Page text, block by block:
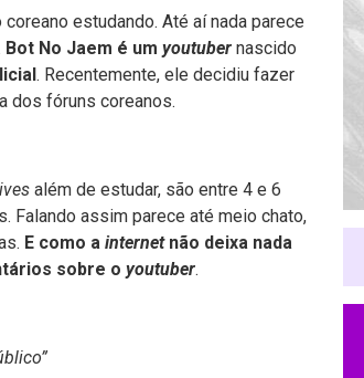
estudando. Até aí nada parece
Bot No Jaem é um youtuber nascido
. Recentemente, ele decidiu fazer
dos fóruns coreanos.
além de estudar, são entre 4 e 6
Falando assim parece até meio chato,
E como a internetnão deixa nada
sobre o youtuber.